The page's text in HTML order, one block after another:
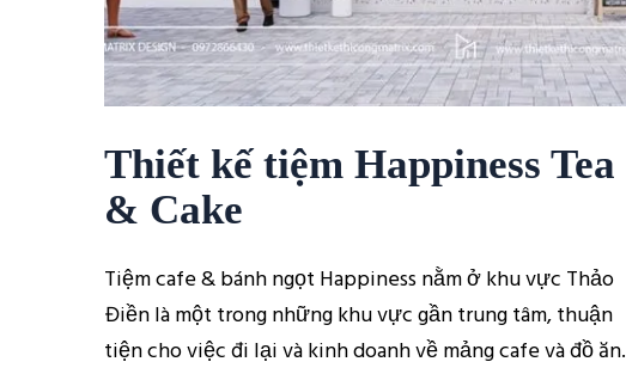
Thiết kế tiệm Happiness Tea
& Cake
Tiệm cafe & bánh ngọt Happiness nằm ở khu vực Thảo
Điền là một trong những khu vực gần trung tâm, thuận
tiện cho việc đi lại và kinh doanh về mảng cafe và đồ ăn.